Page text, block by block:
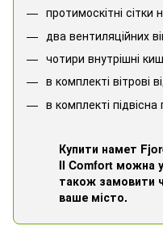
протимоскітні сітки
два вентиляційних
чотири внутрішні
в комплекті вітрові
в комплекті
Купити намет
II Comfort можна
також замовити
ваше місто.